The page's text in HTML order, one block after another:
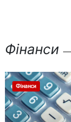
Фінанси
Фінанси